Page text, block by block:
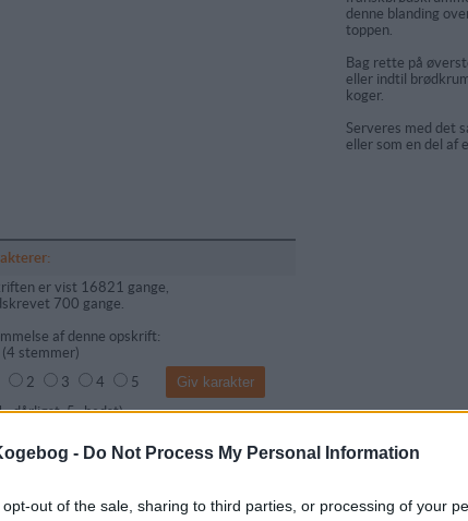
- Do Not Process My Personal Information
opt-out of the sale, sharing to third parties, or processing of your
denne blanding
toppen.
Bag rette på
eller indtil
koger.
Serveres med det
eller som en del af
er vist 16821 gange,
700 gange.
af denne opskrift:
4 stemmer)
2 3 4
5
5=bedst)